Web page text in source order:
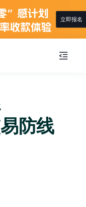
立即报名
防线